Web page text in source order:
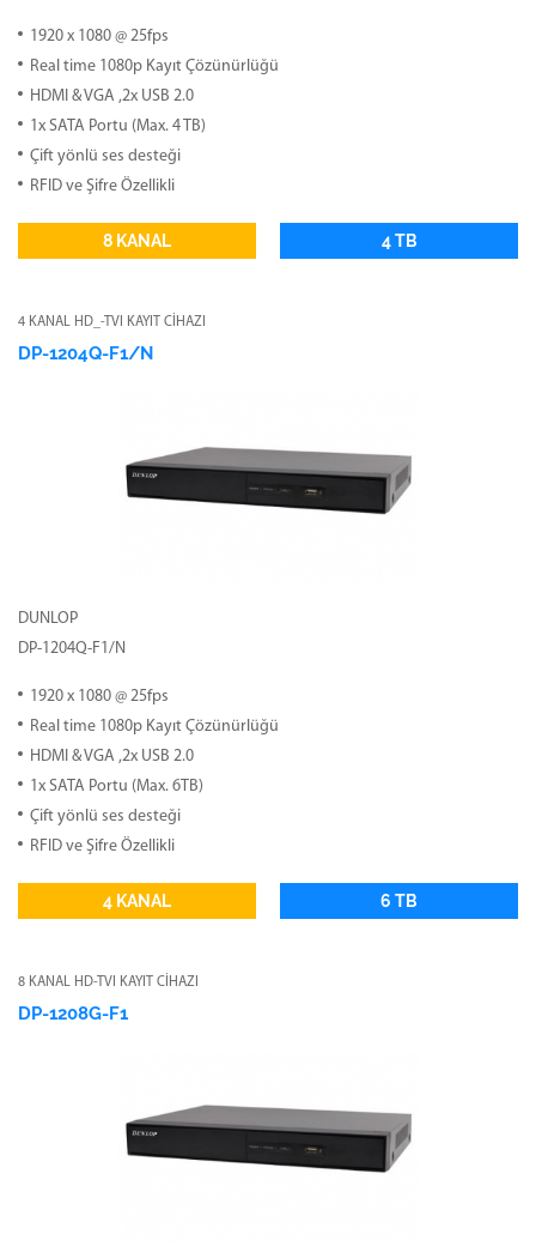
1920 x 1080 @ 25fps
Real time 1080p Kayıt Çözünürlüğü
HDMI & VGA ,2x USB 2.0
1x SATA Portu (Max. 4 TB)
Çift yönlü ses desteği
RFID ve Şifre Özellikli
8 KANAL 4 TB
4 KANAL HD_-TVI KAYIT CİHAZI
DP-1204Q-F1/N
DUNLOP
DP-1204Q-F1/N
1920 x 1080 @ 25fps
Real time 1080p Kayıt Çözünürlüğü
HDMI & VGA ,2x USB 2.0
1x SATA Portu (Max. 6TB)
Çift yönlü ses desteği
RFID ve Şifre Özellikli
4 KANAL 6 TB
8 KANAL HD-TVI KAYIT CİHAZI
DP-1208G-F1